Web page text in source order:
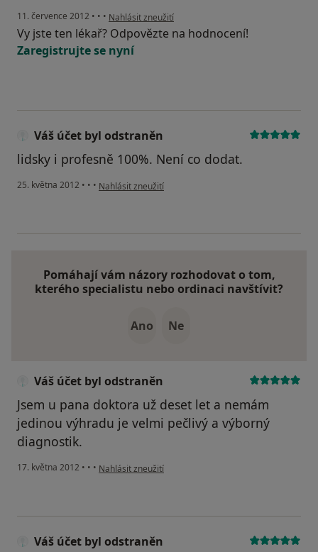
11. července 2012 • • • podle názoru uživatele Váš účet byl odstraněn
Nahlásit zneužití
Vy jste ten lékař? Odpovězte na hodnocení!
Zaregistrujte se nyní
Váš účet byl odstraněn
lidsky i profesně 100%. Není co dodat.
25. května 2012 • • • podle názoru uživatele Váš účet byl odstraněn
Nahlásit zneužití
Pomáhají vám názory rozhodovat o tom,
kterého specialistu nebo ordinaci navštívit?
Ano Ne
Váš účet byl odstraněn
Jsem u pana doktora už deset let a nemám
jedinou výhradu je velmi pečlivý a výborný
diagnostik.
17. května 2012 • • • podle názoru uživatele Váš účet byl odstraněn
Nahlásit zneužití
Váš účet byl odstraněn